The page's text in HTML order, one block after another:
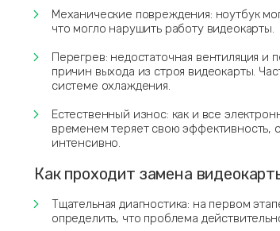
Механические повреждения: ноутбук
что могло нарушить работу видеокарты.
Перегрев: недостаточная вентиляция и
причин выхода из строя видеокарты.
системе охлаждения.
Естественный износ: как и все
временем теряет свою эффективность,
интенсивно.
Как проходит замена
Тщательная диагностика: на первом
определить, что проблема